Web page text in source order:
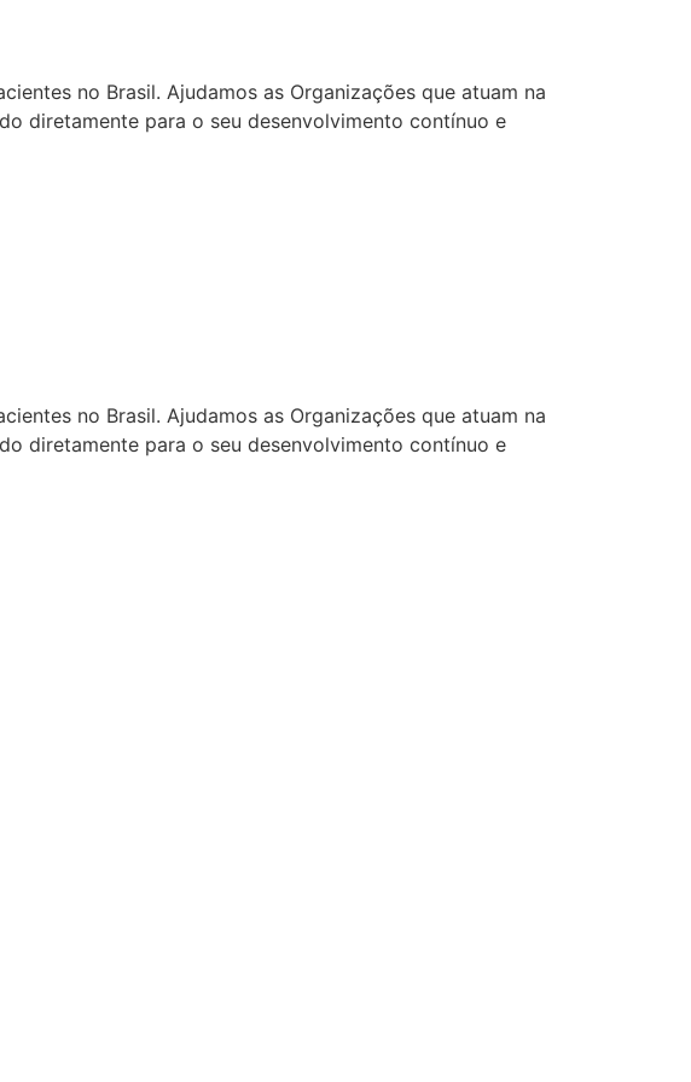
no Brasil. Ajudamos as Organizações que atuam na
diretamente para o seu desenvolvimento contínuo e
no Brasil. Ajudamos as Organizações que atuam na
diretamente para o seu desenvolvimento contínuo e